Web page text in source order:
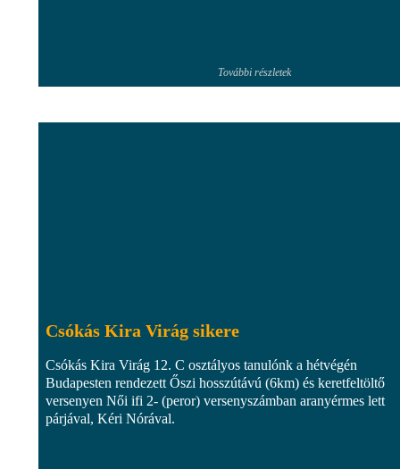
További részletek
Csókás Kira Virág sikere
Csókás Kira Virág 12. C osztályos tanulónk a hétvégén
Budapesten rendezett Őszi hosszútávú (6km) és keretfeltöltő
versenyen Női ifi 2- (peror) versenyszámban aranyérmes lett
párjával, Kéri Nórával.